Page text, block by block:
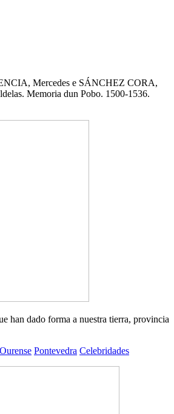
Mercedes e SÁNCHEZ CORA,
Memoria dun Pobo. 1500-1536.
han dado forma a nuestra tierra, provincia
Ourense Pontevedra Celebridades